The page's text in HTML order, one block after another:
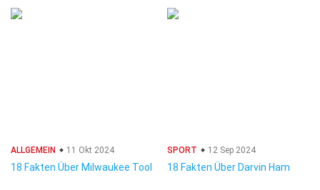
ALLGEMEIN 11 Okt 2024
18 Fakten Über Milwaukee Tool
SPORT 12 Sep 2024
18 Fakten Über Darvin Ham